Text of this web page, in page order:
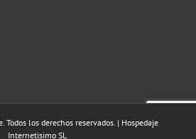
los derechos reservados. | Hospedaje
Internetisimo SL